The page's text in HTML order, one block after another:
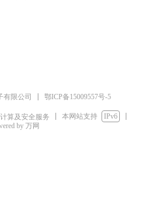
有限公司 鄂ICP备15009557号-5
算及安全服务 本网站支持
IPv6
by 万网